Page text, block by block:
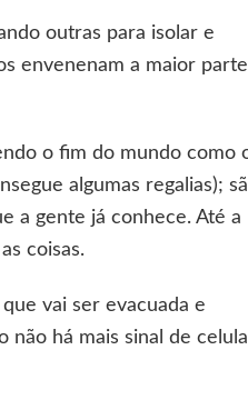
outras para isolar e
envenenam a maior
o fim do mundo como
algumas regalias);
a gente já conhece. Até a
coisas.
vai ser evacuada e
não há mais sinal de